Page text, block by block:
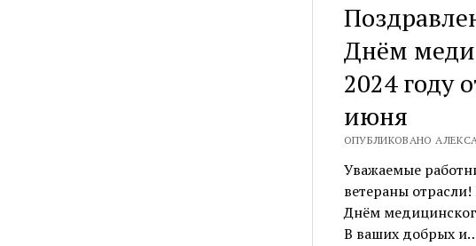
Днём
2024 году
ОПУБЛИКОВАНО
Уважаемые
ветераны
Днём
В ваших добрых